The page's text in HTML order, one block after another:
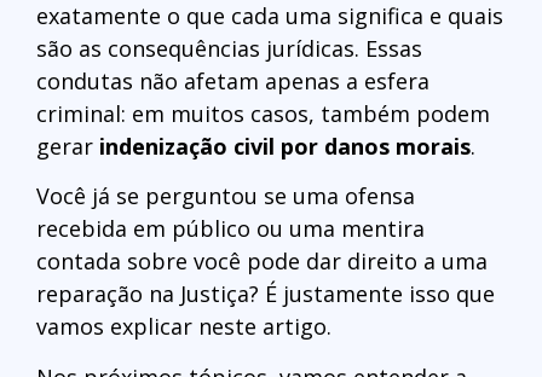
exatamente o que cada uma significa e quais
são as consequências jurídicas. Essas
condutas não afetam apenas a esfera
criminal: em muitos casos, também podem
gerar indenização civil por danos morais.
Você já se perguntou se uma ofensa
recebida em público ou uma mentira
contada sobre você pode dar direito a uma
reparação na Justiça? É justamente isso que
vamos explicar neste artigo.